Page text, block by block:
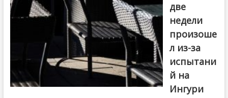
две
недели
произоше
л из-за
испытани
й на
Ингури